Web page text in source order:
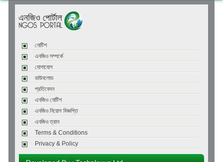
নোটিশ
এনজিও সম্পর্কে
যোগাযোগ
ডাউনলোড
প্রতিবেদন
এনজিও নোটিশ
এনজিও নিয়োগ বিজ্ঞপ্তি
এনজিও ত্রান
Terms & Conditions
Privacy & Policy